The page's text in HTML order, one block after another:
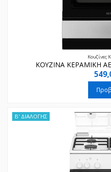
Κουζίνες
ΚΟΥΖΙΝΑ ΚΕΡΑΜΙΚΗ
Β' ΔΙΑΛΟΓΗΣ